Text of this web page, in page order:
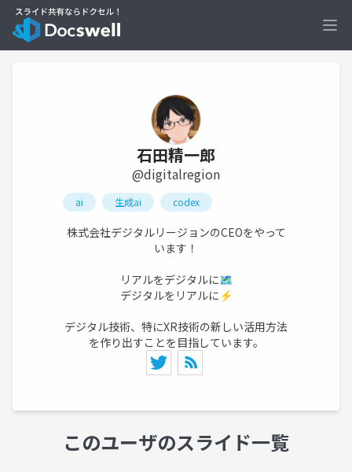
石田精一郎
@digitalregion
ai 生成ai codex
株式会社デジタルリージョンのCEOをやって
います！
リアルをデジタルに🗺
デジタルをリアルに⚡
デジタル技術、特にXR技術の新しい活用方法
を作り出すことを目指しています。
このユーザのスライド一覧